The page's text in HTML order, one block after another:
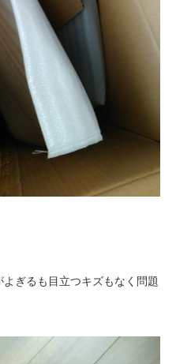
ぎるも目立つキズもなく問題